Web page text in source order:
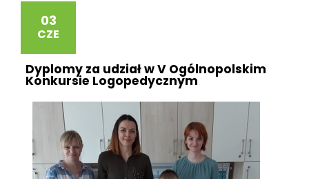
03
CZE
Dyplomy za udział w V Ogólnopolskim
Konkursie Logopedycznym